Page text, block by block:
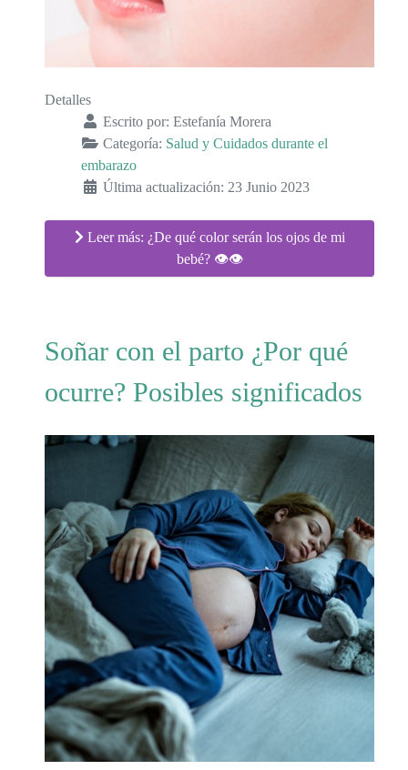
Detalles
Escrito por: Estefanía Morera
Categoría: Salud y Cuidados durante el
embarazo
Última actualización: 23 Junio 2023
Leer más: ¿De qué color serán los ojos de mi
bebé? 👁👁
Soñar con el parto ¿Por qué
ocurre? Posibles significados